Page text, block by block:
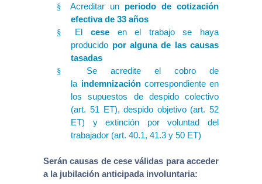
§ Acreditar un periodo de cotización
efectiva de 33 años
§ Elcese en el trabajo se haya
producido por alguna de las causas
tasadas
§
Se acredite el cobro de
la indemnización correspondiente en
los supuestos de despido colectivo
(art. 51 ET), despido objetivo (art. 52
ET) y extinción por voluntad del
trabajador (art. 40.1, 41.3 y 50 ET)
Serán causas de cese válidas para acceder
a la jubilación anticipada involuntaria: